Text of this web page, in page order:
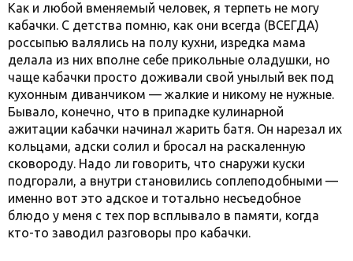
Как и любой вменяемый человек, я терпеть не могу
кабачки. С детства помню, как они всегда (ВСЕГДА)
россыпью валялись на полу кухни, изредка мама
делала из них вполне себе прикольные оладушки, но
чаще кабачки просто доживали свой унылый век под
кухонным диванчиком — жалкие и никому не нужные.
Бывало, конечно, что в припадке кулинарной
ажитации кабачки начинал жарить батя. Он нарезал их
кольцами, адски солил и бросал на раскаленную
сковороду. Надо ли говорить, что снаружи куски
подгорали, а внутри становились соплеподобными —
именно вот это адское и тотально несъедобное
блюдо у меня с тех пор всплывало в памяти, когда
кто-то заводил разговоры про кабачки.